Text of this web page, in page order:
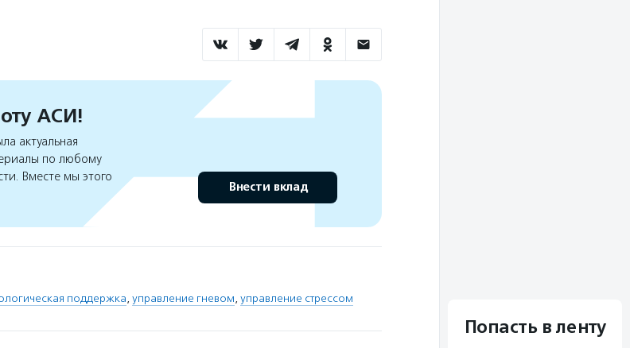
АСИ!
актуальная
по любому
Вместе мы этого
Внести вклад
поддержка, управление гневом, управление стрессом
Попасть в ленту